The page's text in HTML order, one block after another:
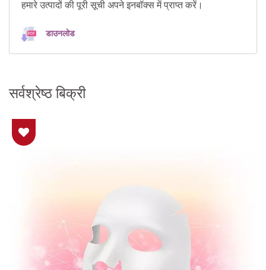
हमारे उत्पादों की पूरी सूची अपने इनबॉक्स में प्राप्त करें।
डाउनलोड
सर्वश्रेष्ठ बिक्री